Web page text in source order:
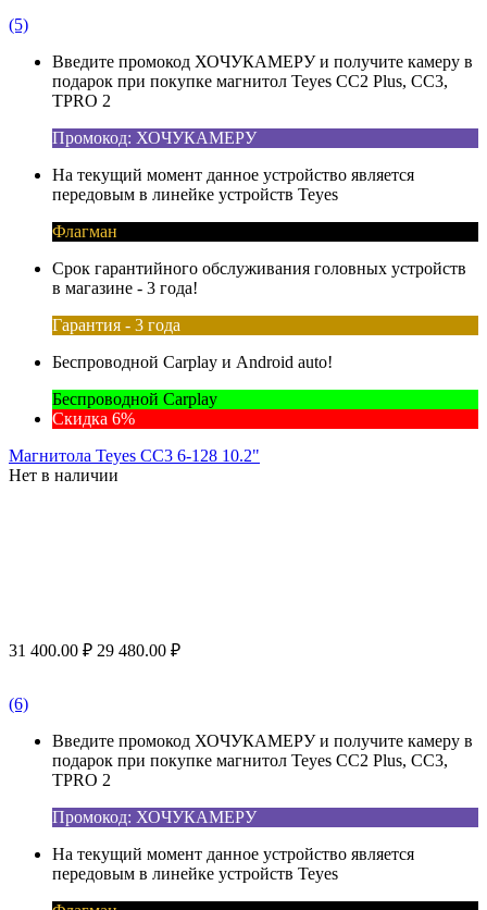
(5)
Введите промокод ХОЧУКАМЕРУ и получите камеру в
подарок при покупке магнитол Teyes CC2 Plus, CC3,
TPRO 2
Промокод: ХОЧУКАМЕРУ
На текущий момент данное устройство является
передовым в линейке устройств Teyes
Флагман
Срок гарантийного обслуживания головных устройств
в магазине - 3 года!
Гарантия - 3 года
Беспроводной Carplay и Android auto!
Беспроводной Carplay
Скидка 6%
Магнитола Teyes CC3 6-128 10.2"
Нет в наличии
31 400.00 ₽ 29 480.00 ₽
(6)
Введите промокод ХОЧУКАМЕРУ и получите камеру в
подарок при покупке магнитол Teyes CC2 Plus, CC3,
TPRO 2
Промокод: ХОЧУКАМЕРУ
На текущий момент данное устройство является
передовым в линейке устройств Teyes